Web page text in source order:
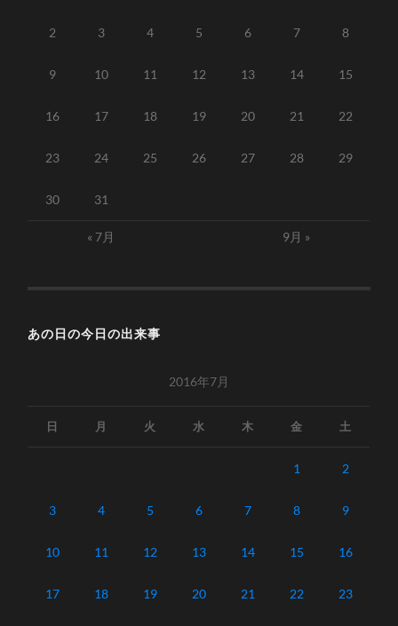
2 3 4 5 6 7 8
9 10 11 12 13 14 15
16 17 18 19 20 21 22
23 24 25 26 27 28 29
30 31
« 7月 9月 »
あの日の今日の出来事
2016年7月
日 月 火 水 木 金 土
1 2
3 4 5 6 7 8 9
10 11 12 13 14 15 16
17 18 19 20 21 22 23